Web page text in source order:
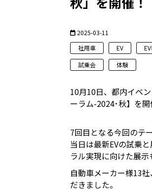
2025-03-11
社用車
EV
試乗会
体験
10月10日、都内イベ
ーラム-2024･秋】を開
7回目となる今回のテ
当日は最新EVの試乗
ラル実現に向けた展示
自動車メーカー様13
だきました。